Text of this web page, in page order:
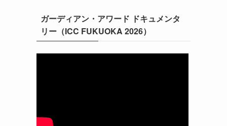
ガーディアン・アワード ドキュメンタ
リー（ICC FUKUOKA 2026）